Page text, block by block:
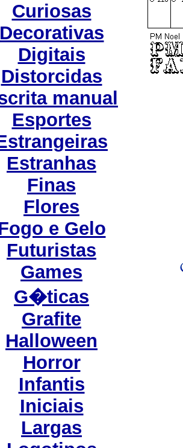
Curiosas
Decorativas
Digitais
Distorcidas
manual
Esportes
Estranhas
Finas
Flores
e Gelo
Futuristas
Games
G�ticas
Grafite
Halloween
Horror
Infantis
Iniciais
Largas